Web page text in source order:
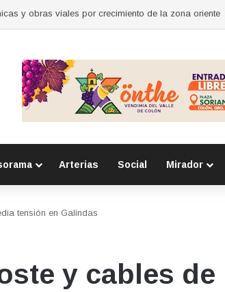
mujeres en Huimilpan
Arterias Social Mirador
tensión en Galindas
y cables de